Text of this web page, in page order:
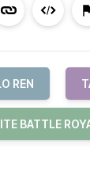
REN
BATTLE